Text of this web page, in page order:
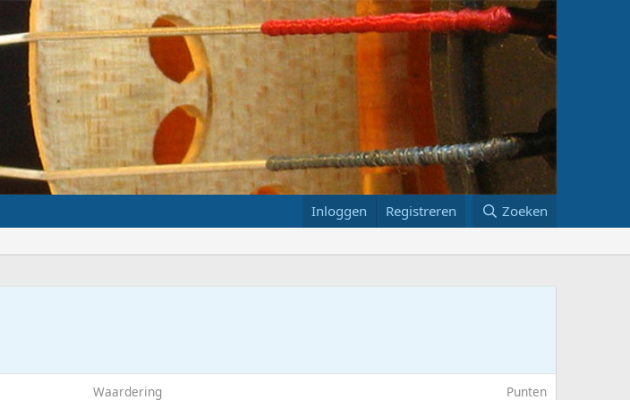
Inloggen Registreren Zoeken
Waardering Punten